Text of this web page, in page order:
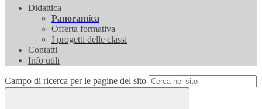
Didattica
Panoramica
Offerta formativa
I progetti delle classi
Contatti
Info utili
Campo di ricerca per le pagine del sito